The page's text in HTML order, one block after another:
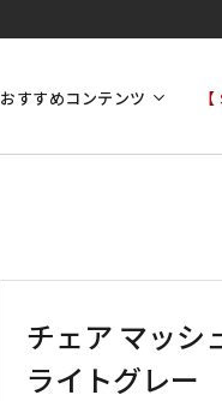
おすすめコンテンツ
チェア マッシ
ライトグレー